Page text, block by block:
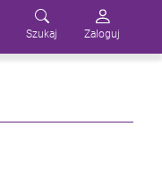
Szukaj Zaloguj